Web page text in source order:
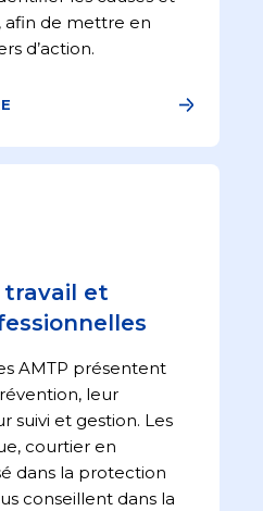
de mettre en
d’action.
et
AMTP présentent
leur
suivi et gestion. Les
courtier en
dans la protection
conseillent dans la